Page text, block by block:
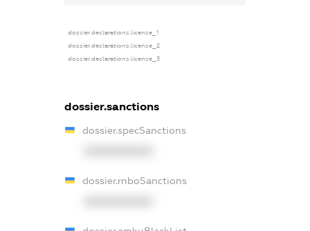
dossier.declarations.license_1
dossier.declarations.license_2
dossier.declarations.license_3
dossier.sanctions
dossier.specSanctions
dossier.rnboSanctions